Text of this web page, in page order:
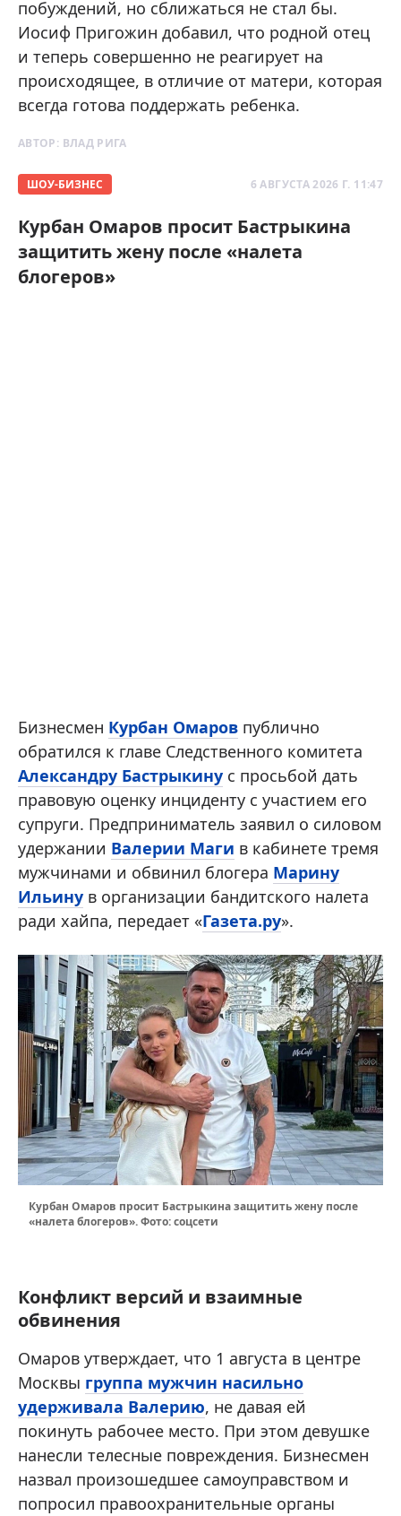
побуждений, но сближаться не стал бы.
Иосиф Пригожин добавил, что родной отец
и теперь совершенно не реагирует на
происходящее, в отличие от матери, которая
всегда готова поддержать ребенка.
АВТОР: ВЛАД РИГА
ШОУ-БИЗНЕС 6 АВГУСТА 2026 Г. 11:47
Курбан Омаров просит Бастрыкина
защитить жену после «налета
блогеров»
Бизнесмен Курбан Омаров публично
обратился к главе Следственного комитета
Александру Бастрыкину с просьбой дать
правовую оценку инциденту с участием его
супруги. Предприниматель заявил о силовом
удержании Валерии Маги в кабинете тремя
мужчинами и обвинил блогера Марину
Ильину в организации бандитского налета
ради хайпа, передает «Газета.ру».
Курбан Омаров просит Бастрыкина защитить жену после
«налета блогеров». Фото: соцсети
Конфликт версий и взаимные
обвинения
Омаров утверждает, что 1 августа в центре
Москвы группа мужчин насильно
удерживала Валерию, не давая ей
покинуть рабочее место. При этом девушке
нанесли телесные повреждения. Бизнесмен
назвал произошедшее самоуправством и
попросил правоохранительные органы